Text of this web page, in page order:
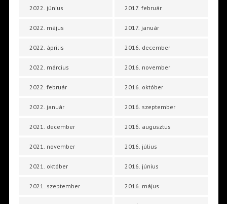
2022. június
2022. május
2022. április
2022. március
2022. február
2022. január
2021. december
2021. november
2021. október
2021. szeptember
2017. február
2017. január
2016. december
2016. november
2016. október
2016. szeptember
2016. augusztus
2016. július
2016. június
2016. május